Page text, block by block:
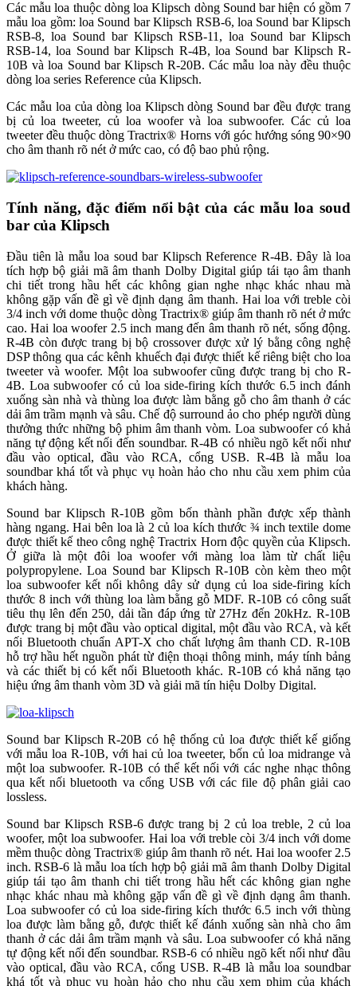
Các mẫu loa thuộc dòng loa Klipsch dòng Sound bar hiện có gồm 7
mẫu loa gồm: loa Sound bar Klipsch RSB-6, loa Sound bar Klipsch
RSB-8, loa Sound bar Klipsch RSB-11, loa Sound bar Klipsch
RSB-14, loa Sound bar Klipsch R-4B, loa Sound bar Klipsch R-
10B và loa Sound bar Klipsch R-20B. Các mẫu loa này đều thuộc
dòng loa series Reference của Klipsch.
Các mẫu loa của dòng loa Klipsch dòng Sound bar đều được trang
bị củ loa tweeter, củ loa woofer và loa subwoofer. Các củ loa
tweeter đều thuộc dòng Tractrix® Horns với góc hướng sóng 90×90
cho âm thanh rõ nét ở mức cao, có độ bao phủ rộng.
Tính năng, đặc điểm nổi bật của các mẫu loa soud
bar của Klipsch
Đầu tiên là mẫu loa soud bar Klipsch Reference R-4B. Đây là loa
tích hợp bộ giải mã âm thanh Dolby Digital giúp tái tạo âm thanh
chi tiết trong hầu hết các không gian nghe nhạc khác nhau mà
không gặp vấn đề gì về định dạng âm thanh. Hai loa với treble còi
3/4 inch với dome thuộc dòng Tractrix® giúp âm thanh rõ nét ở mức
cao. Hai loa woofer 2.5 inch mang đến âm thanh rõ nét, sống động.
R-4B còn được trang bị bộ crossover được xử lý bằng công nghệ
DSP thông qua các kênh khuếch đại được thiết kế riêng biệt cho loa
tweeter và woofer. Một loa subwoofer cũng được trang bị cho R-
4B. Loa subwoofer có củ loa side-firing kích thước 6.5 inch đánh
xuống sàn nhà và thùng loa được làm bằng gỗ cho âm thanh ở các
dải âm trầm mạnh và sâu. Chế độ surround ảo cho phép người dùng
thưởng thức những bộ phim âm thanh vòm. Loa subwoofer có khả
năng tự động kết nối đến soundbar. R-4B có nhiều ngõ kết nối như
đầu vào optical, đầu vào RCA, cổng USB. R-4B là mẫu loa
soundbar khá tốt và phục vụ hoàn hảo cho nhu cầu xem phim của
khách hàng.
Sound bar Klipsch R-10B gồm bốn thành phần được xếp thành
hàng ngang. Hai bên loa là 2 củ loa kích thước ¾ inch textile dome
được thiết kế theo công nghệ Tractrix Horn độc quyền của Klipsch.
Ở giữa là một đôi loa woofer với màng loa làm từ chất liệu
polypropylene. Loa Sound bar Klipsch R-10B còn kèm theo một
loa subwoofer kết nối không dây sử dụng củ loa side-firing kích
thước 8 inch với thùng loa làm bằng gỗ MDF. R-10B có công suất
tiêu thụ lên đến 250, dải tần đáp ứng từ 27Hz đến 20kHz. R-10B
được trang bị một đầu vào optical digital, một đầu vào RCA, và kết
nối Bluetooth chuẩn APT-X cho chất lượng âm thanh CD. R-10B
hỗ trợ hầu hết nguồn phát từ điện thoại thông minh, máy tính bảng
và các thiết bị có kết nối Bluetooth khác. R-10B có khả năng tạo
hiệu ứng âm thanh vòm 3D và giải mã tín hiệu Dolby Digital.
Sound bar Klipsch R-20B có hệ thống củ loa được thiết kế giống
với mẫu loa R-10B, với hai củ loa tweeter, bốn củ loa midrange và
một loa subwoofer. R-10B có thể kết nối với các nghe nhạc thông
qua kết nối bluetooth va cổng USB với các file độ phân giải cao
lossless.
Sound bar Klipsch RSB-6 được trang bị 2 củ loa treble, 2 củ loa
woofer, một loa subwoofer. Hai loa với treble còi 3/4 inch với dome
mềm thuộc dòng Tractrix® giúp âm thanh rõ nét. Hai loa woofer 2.5
inch. RSB-6 là mẫu loa tích hợp bộ giải mã âm thanh Dolby Digital
giúp tái tạo âm thanh chi tiết trong hầu hết các không gian nghe
nhạc khác nhau mà không gặp vấn đề gì về định dạng âm thanh.
Loa subwoofer có củ loa side-firing kích thước 6.5 inch với thùng
loa được làm bằng gỗ, được thiết kế đánh xuống sàn nhà cho âm
thanh ở các dải âm trầm mạnh và sâu. Loa subwoofer có khả năng
tự động kết nối đến soundbar. RSB-6 có nhiều ngõ kết nối như đầu
vào optical, đầu vào RCA, cổng USB. R-4B là mẫu loa soundbar
khá tốt và phục vụ hoàn hảo cho nhu cầu xem phim của khách